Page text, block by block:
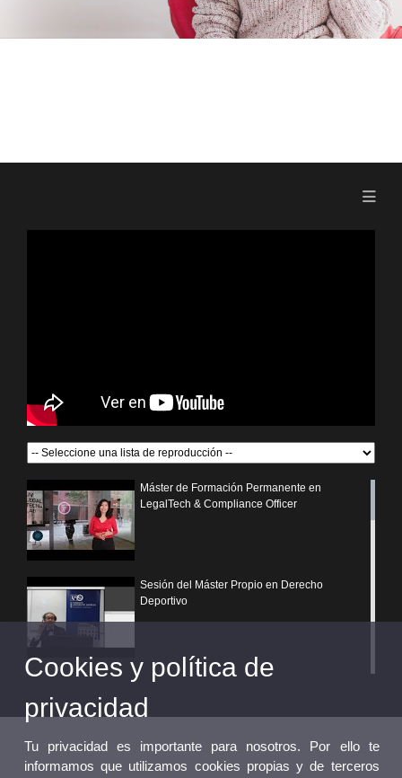
Máster de Formación Permanente en
LegalTech & Compliance Officer
Sesión del Máster Propio en Derecho
Deportivo
¿Por qué elegir un postgrado propio de la
Universitat de València?
Cookies y política de
privacidad
Tu privacidad es importante para nosotros. Por ello te
informamos que utilizamos cookies propias y de terceros